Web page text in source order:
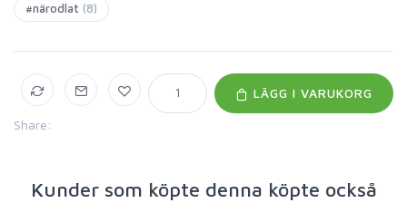
#närodlat (8)
Share:
LÄGG I VARUKORG
Kunder som köpte denna köpte också